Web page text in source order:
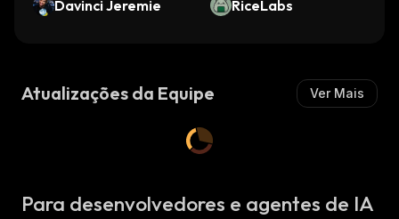
oken
Davinci Jeremie
RiceLabs
Atualizações da Equipe Ver Mais
Para desenvolvedores e agentes de IA